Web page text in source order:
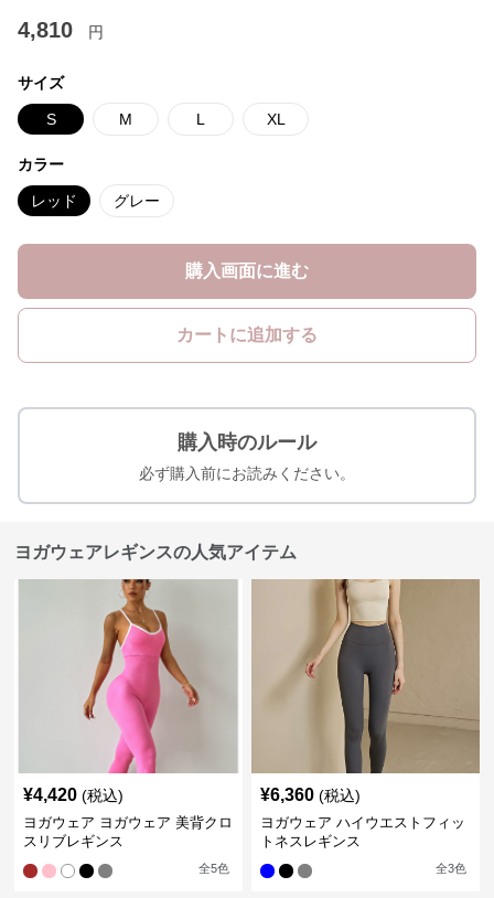
4,810 円
サイズ
S M L XL
カラー
レッド グレー
購入画面に進む
カートに追加する
購入時のルール
必ず購入前にお読みください。
ヨガウェアレギンスの人気アイテム
¥4,420 (税込)
ヨガウェア ヨガウェア 美背クロ
スリブレギンス
全5色
¥6,360 (税込)
ヨガウェア ハイウエストフィッ
トネスレギンス
全3色